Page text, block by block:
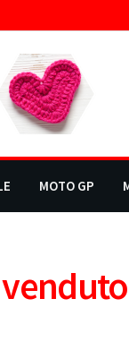
MOTO GP